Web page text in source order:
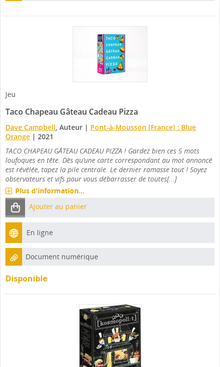
Jeu
Taco Chapeau Gâteau Cadeau Pizza
Dave Campbell, Auteur | Pont-à-Mousson [France] : Blue
Orange | 2021
TACO CHAPEAU GÂTEAU CADEAU PIZZA ! Gardez bien ces 5 mots
loufoques en tête. Dès qu’une carte correspondant au mot annoncé
est révélée, tapez la pile centrale. Le dernier ramasse tout ! Soyez
observateurs et vifs pour vous débarrasser de toutes[...]
Plus d'information...
Ajouter au panier
En ligne
Document numérique
Disponible